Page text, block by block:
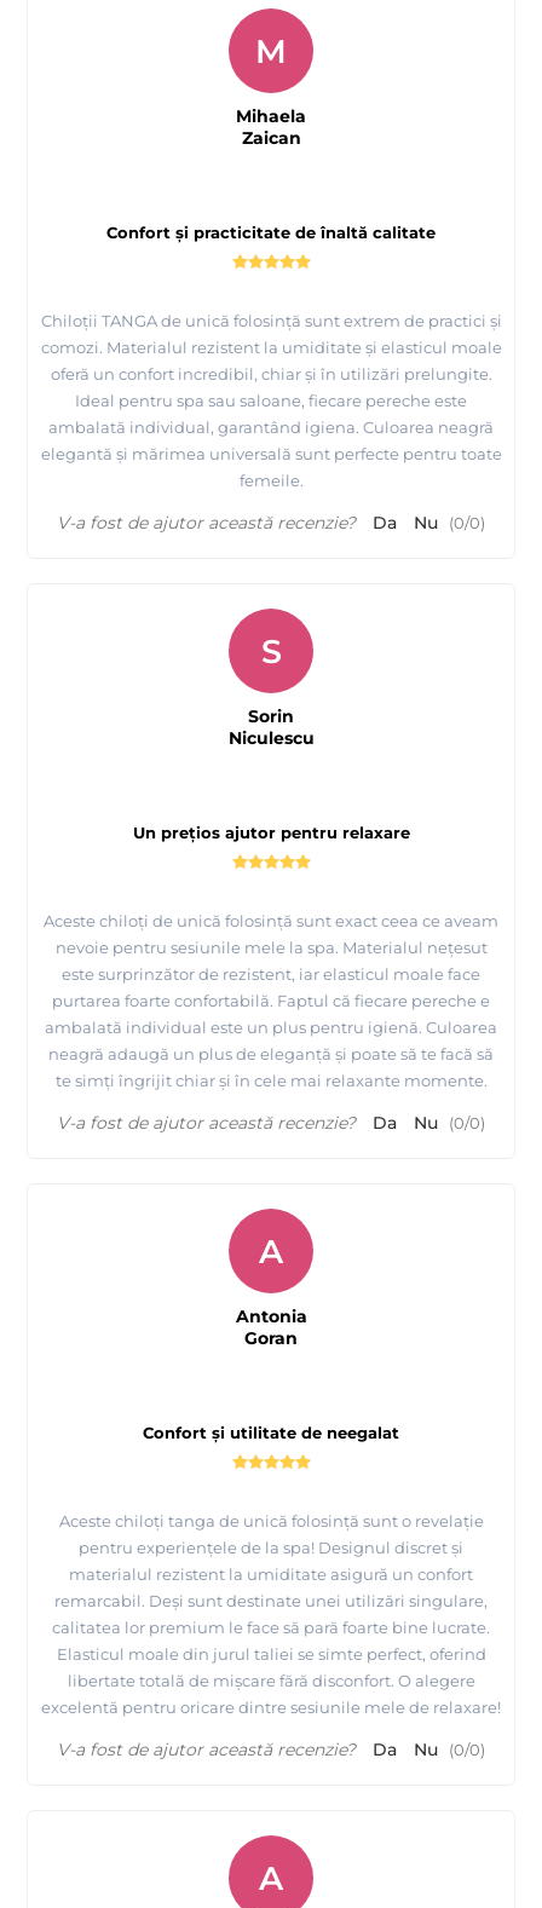
Confort și practicitate de înaltă calitate
Chiloții TANGA de unică folosință sunt extrem de practici și
comozi. Materialul rezistent la umiditate și elasticul moale
oferă un confort incredibil, chiar și în utilizări prelungite.
Ideal pentru spa sau saloane, fiecare pereche este
ambalată individual, garantând igiena. Culoarea neagră
elegantă și mărimea universală sunt perfecte pentru toate
femeile.
M
Mihaela
Zaican
V-a fost de ajutor această recenzie? Da Nu (0/0)
Un prețios ajutor pentru relaxare
Aceste chiloți de unică folosință sunt exact ceea ce aveam
nevoie pentru sesiunile mele la spa. Materialul nețesut
este surprinzător de rezistent, iar elasticul moale face
purtarea foarte confortabilă. Faptul că fiecare pereche e
ambalată individual este un plus pentru igienă. Culoarea
neagră adaugă un plus de eleganță și poate să te facă să
te simți îngrijit chiar și în cele mai relaxante momente.
S
Sorin
Niculescu
V-a fost de ajutor această recenzie? Da Nu (0/0)
Confort și utilitate de neegalat
Aceste chiloți tanga de unică folosință sunt o revelație
pentru experiențele de la spa! Designul discret și
materialul rezistent la umiditate asigură un confort
remarcabil. Deși sunt destinate unei utilizări singulare,
calitatea lor premium le face să pară foarte bine lucrate.
Elasticul moale din jurul taliei se simte perfect, oferind
libertate totală de mișcare fără disconfort. O alegere
excelentă pentru oricare dintre sesiunile mele de relaxare!
A
Antonia
Goran
V-a fost de ajutor această recenzie? Da Nu (0/0)
A